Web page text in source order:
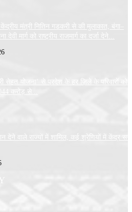
मंत्री नितिन गडकरी से की मुलाकात, बंगा–
मार्ग को राष्ट्रीय राजमार्ग का दर्जा देने...
सेहत योजना’ से प्रदेश के हर ज़िले के परिवारों को
करोड़ से...
देने वाले राज्यों में शामिल, कई श्रेणियों में केंद्र